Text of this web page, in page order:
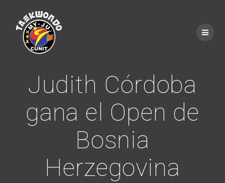
Judith Córdoba
gana el Open de
Bosnia
Herzegovina